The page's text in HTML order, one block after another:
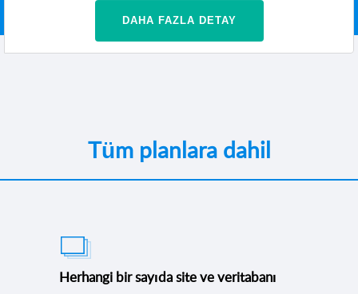
DAHA FAZLA DETAY
Tüm planlara dahil
Herhangi bir sayıda site ve veritabanı